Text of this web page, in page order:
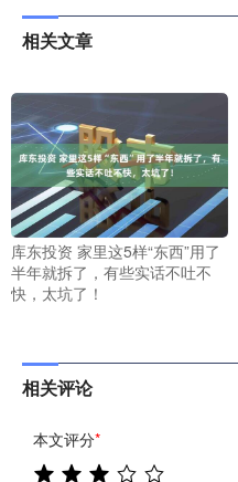
相关文章
库东投资 家里这5样“东西”用了
半年就拆了，有些实话不吐不
快，太坑了！
相关评论
本文评分*